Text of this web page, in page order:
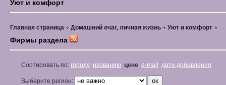
Уют и комфорт
Главная страница Домашний очаг, личная жизнь Уют и комфорт
Фирмы раздела
Сортировать по: городу названию цене e-mail дате добавления
Выберите регион: